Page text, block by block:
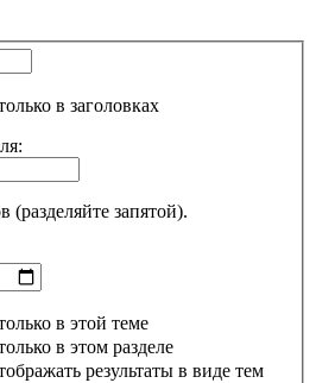
в заголовках
(разделяйте запятой).
в этой теме
в этом разделе
результаты в виде тем